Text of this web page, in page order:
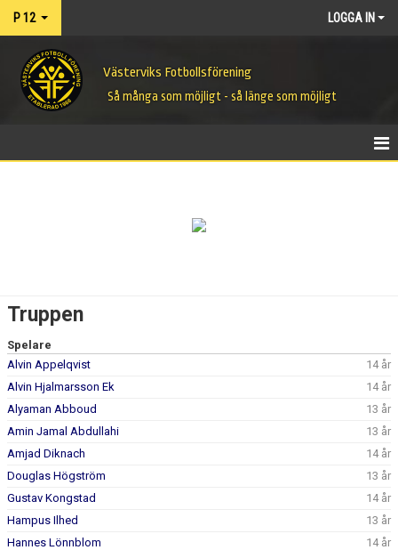
P 12 LOGGA IN
Västerviks Fotbollsförening
Så många som möjligt - så länge som möjligt
BILDGALLERI
DOKUMENT
KONTAKT
Truppen
Spelare
Alvin Appelqvist
14 år
Alvin Hjalmarsson Ek
14 år
Alyaman Abboud
13 år
Amin Jamal Abdullahi
13 år
Amjad Diknach
14 år
Douglas Högström
13 år
Gustav Kongstad
14 år
Hampus Ilhed
13 år
Hannes Lönnblom
14 år